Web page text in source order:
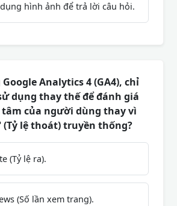
hình ảnh để trả lời câu hỏi.
Google Analytics 4 (GA4), chỉ
dụng thay thế để đánh giá
của người dùng thay vì
(Tỷ lệ thoát) truyền thống?
(Tỷ lệ ra).
(Số lần xem trang).